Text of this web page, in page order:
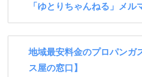
「ゆとりちゃんねる」メル
地域最安料金のプロパンガ
ス屋の窓口】